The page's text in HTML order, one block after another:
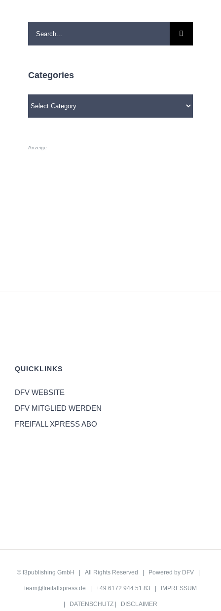
Search
for:
Categories
Categories
Anzeige
QUICKLINKS
DFV WEBSITE
DFV MITGLIED WERDEN
FREIFALL XPRESS ABO
© f3publishing GmbH | All Rights Reserved | Powered by DFV
team@freifallxpress.de | +49 6172 944 51 83 | IMPRESSUM
DATENSCHUTZ DISCLAIMER